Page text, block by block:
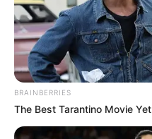
BRAINBERRIES
The Best Tarantino Movie Yet